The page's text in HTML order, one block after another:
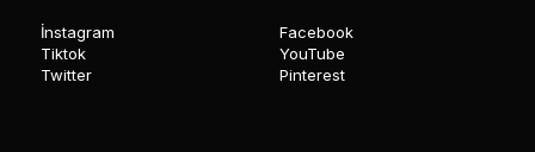
İnstagram
Facebook
Tiktok
YouTube
Twitter
Pinterest